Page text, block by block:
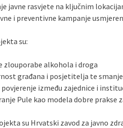
javne rasvjete na ključnim
i preventivne kampanje
su:
zlouporabe alkohola i droga
građana i posjetitelja te
povjerenje između zajednice i
Pule kao modela dobre prakse
su Hrvatski zavod za javno